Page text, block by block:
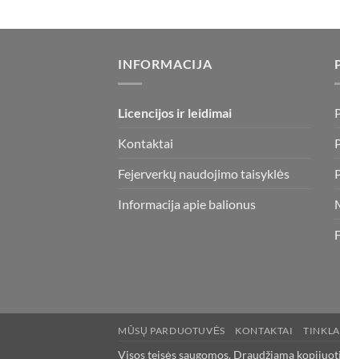
INFORMACIJA
Licencijos ir leidimai
Kontaktai
Fejerverkų naudojimo taisyklės
Informacija apie balionus
MŪSŲ PARDUOTUVĖS KONTAKTAI
Visos teisės saugomos. Draudžiama